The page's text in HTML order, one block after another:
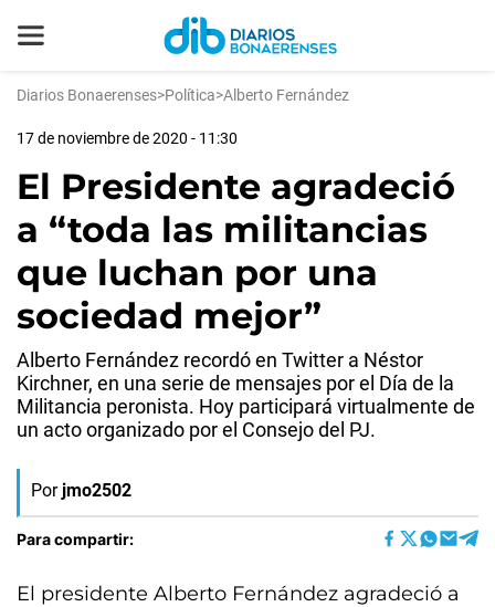
Diarios Bonaerenses>Política>Alberto Fernández
17 de noviembre de 2020 - 11:30
El Presidente agradeció
a “toda las militancias
que luchan por una
sociedad mejor”
Alberto Fernández recordó en Twitter a Néstor
Kirchner, en una serie de mensajes por el Día de la
Militancia peronista. Hoy participará virtualmente de
un acto organizado por el Consejo del PJ.
Por jmo2502
Para compartir:
El presidente Alberto Fernández agradeció a